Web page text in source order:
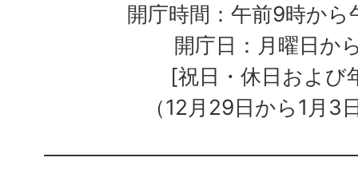
開庁時間：午前9時か
開庁日：月曜日か
[祝日・休日および
（12月29日から1月3